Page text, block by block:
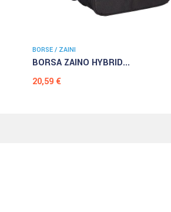
BORSE / ZAINI
BORSA ZAINO HYBRID...
Prezzo
20,59 €